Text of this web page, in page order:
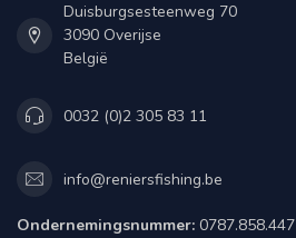
Duisburgsesteenweg 70
3090 Overijse
België
0032 (0)2 305 83 11
info@reniersfishing.be
Ondernemingsnummer: 0787.858.447